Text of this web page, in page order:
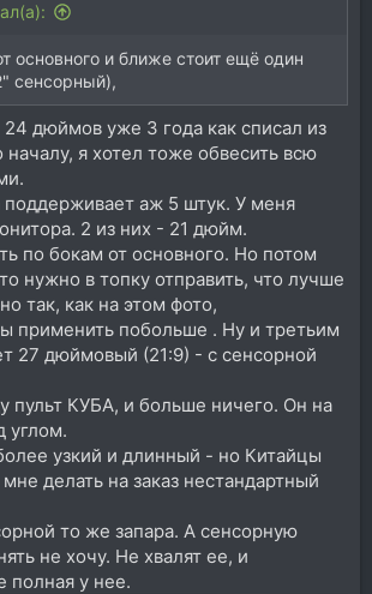
основного и ближе стоит ещё один
сенсорный),
дюймов уже 3 года как списал из
началу, я хотел тоже обвесить всю
поддерживает аж 5 штук. У меня
2 из них - 21 дюйм.
по бокам от основного. Но потом
нужно в топку отправить, что лучше
так, как на этом фото,
применить побольше . Ну и третьим
27 дюймовый (21:9) - с сенсорной
пульт КУБА, и больше ничего. Он на
углом.
узкий и длинный - но Китайцы
делать на заказ нестандартный
то же запара. А сенсорную
не хочу. Не хвалят ее, и
полная у нее.